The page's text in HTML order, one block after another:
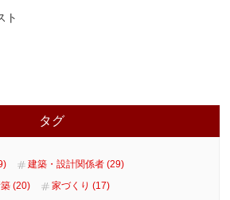
ト
タグ
建築・設計関係者 (29)
(20)
家づくり (17)